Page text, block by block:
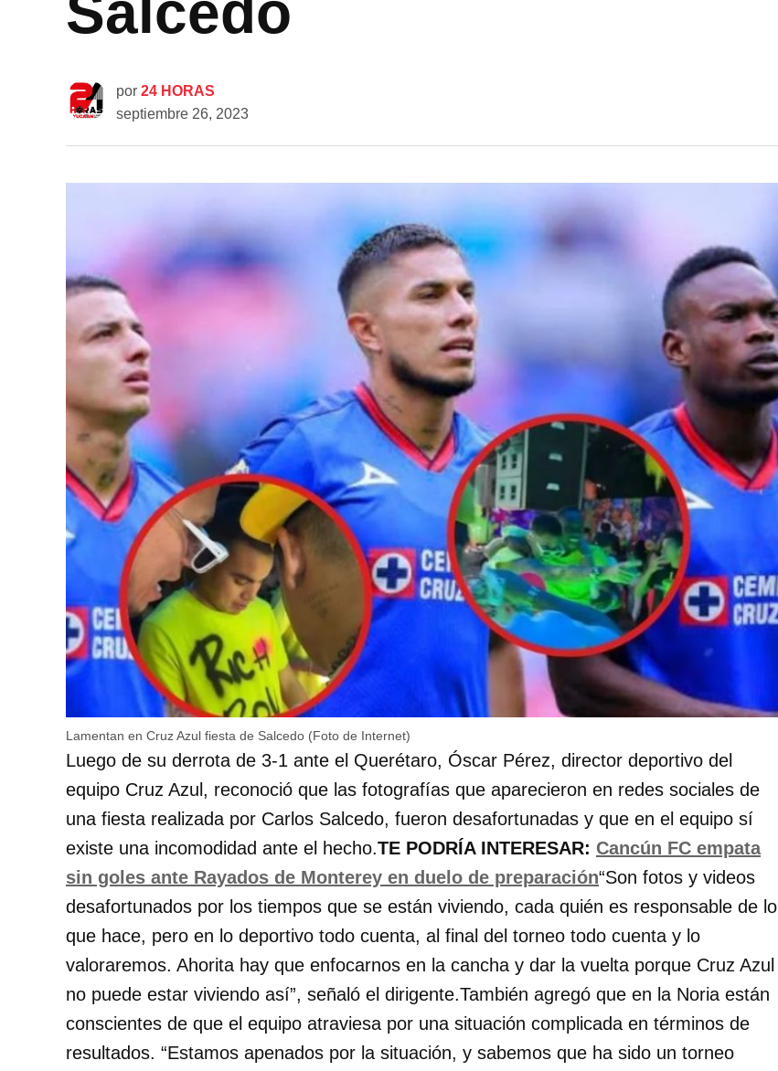
por 24 HORAS
septiembre 26, 2023
Lamentan en Cruz Azul fiesta de Salcedo (Foto de Internet)
Luego de su derrota de 3-1 ante el Querétaro, Óscar Pérez, director deportivo del
equipo Cruz Azul, reconoció que las fotografías que aparecieron en redes sociales de
una fiesta realizada por Carlos Salcedo, fueron desafortunadas y que en el equipo sí
existe una incomodidad ante el hecho.TE PODRÍA INTERESAR: Cancún FC empata
sin goles ante Rayados de Monterey en duelo de preparación“Son fotos y videos
desafortunados por los tiempos que se están viviendo, cada quién es responsable de lo
que hace, pero en lo deportivo todo cuenta, al final del torneo todo cuenta y lo
valoraremos. Ahorita hay que enfocarnos en la cancha y dar la vuelta porque Cruz Azul
no puede estar viviendo así”, señaló el dirigente.También agregó que en la Noria están
conscientes de que el equipo atraviesa por una situación complicada en términos de
resultados. “Estamos apenados por la situación, y sabemos que ha sido un torneo